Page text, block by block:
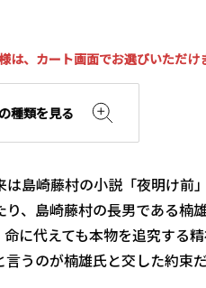
は、カート画面でお選びいただけ
種類を見る
島崎藤村の小説「夜明け前
、島崎藤村の長男である楠
に代えても本物を追究する
うのが楠雄氏と交した約束だ